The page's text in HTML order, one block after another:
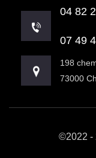
04 82
07 49
198
73000
©2022 -